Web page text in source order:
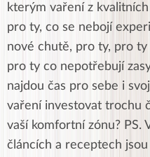
kterým vaření z
pro ty, co se nebojí
nové chutě, pro ty, pro
pro ty co nepotřebují
najdou čas pro sebe i
vaření investovat trochu
vaší komfortní zónu? PS.
článcích a receptech